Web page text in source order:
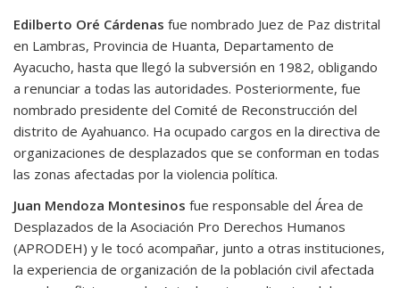
Edilberto Oré Cárdenas fue nombrado Juez de Paz distrital
en Lambras, Provincia de Huanta, Departamento de
Ayacucho, hasta que llegó la subversión en 1982, obligando
a renunciar a todas las autoridades. Posteriormente, fue
nombrado presidente del Comité de Reconstrucción del
distrito de Ayahuanco. Ha ocupado cargos en la directiva de
organizaciones de desplazados que se conforman en todas
las zonas afectadas por la violencia política.
Juan Mendoza Montesinos fue responsable del Área de
Desplazados de la Asociación Pro Derechos Humanos
(APRODEH) y le tocó acompañar, junto a otras instituciones,
la experiencia de organización de la población civil afectada